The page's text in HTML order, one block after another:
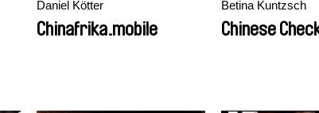
Daniel Kötter
Chinafrika.mobile
Betina Kuntzsch
Chinese